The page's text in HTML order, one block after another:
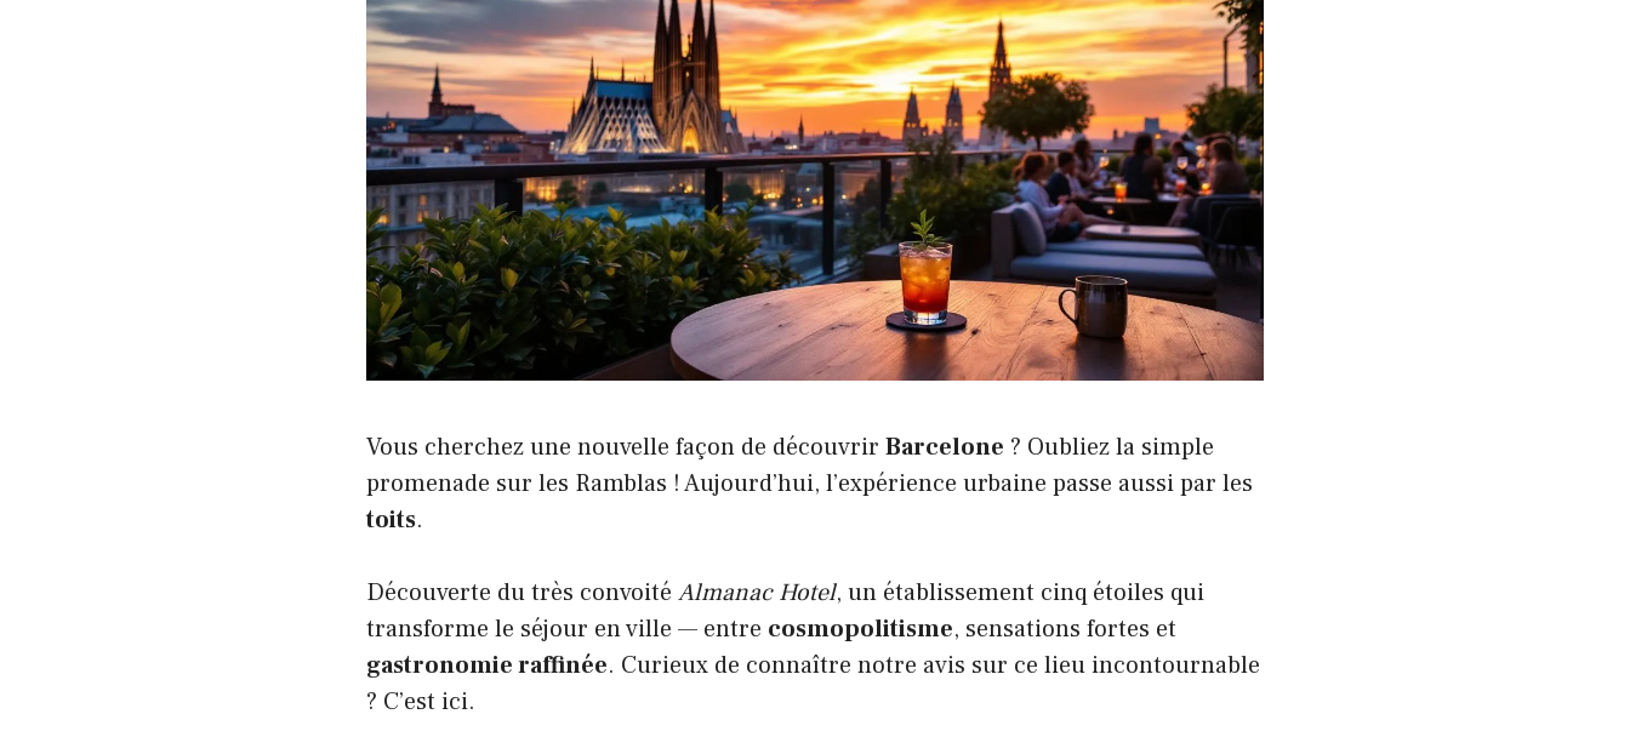
Vous cherchez une nouvelle façon de découvrir Barcelone ? Oubliez la simple
promenade sur les Ramblas ! Aujourd’hui, l’expérience urbaine passe aussi par les
toits.
Découverte du très convoité Almanac Hotel, un établissement cinq étoiles qui
transforme le séjour en ville — entre cosmopolitisme, sensations fortes et
gastronomie raffinée. Curieux de connaître notre avis sur ce lieu incontournable
? C’est ici.